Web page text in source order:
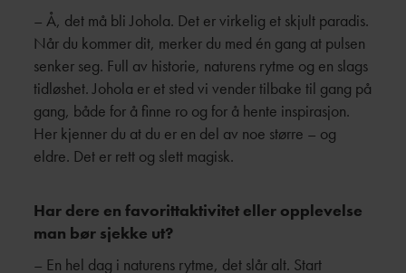
– Å, det må bli Johola. Det er virkelig et skjult paradis.
Når du kommer dit, merker du med én gang at pulsen
senker seg. Full av historie, naturens rytme og en slags
tidløshet. Johola er et sted vi vender tilbake til gang på
gang, både for å finne ro og for å hente inspirasjon.
Her kjenner du at du er en del av noe større – og
eldre. Det er rett og slett magisk.
Har dere en favorittaktivitet eller opplevelse
man bør sjekke ut?
– En hel dag i naturens rytme, det slår alt. Start